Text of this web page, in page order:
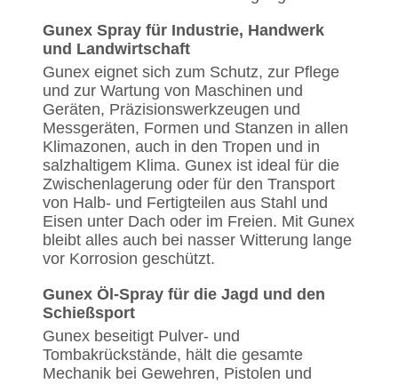
Gunex Spray für Industrie, Handwerk
und Landwirtschaft
Gunex eignet sich zum Schutz, zur Pflege
und zur Wartung von Maschinen und
Geräten, Präzisionswerkzeugen und
Messgeräten, Formen und Stanzen in allen
Klimazonen, auch in den Tropen und in
salzhaltigem Klima. Gunex ist ideal für die
Zwischenlagerung oder für den Transport
von Halb- und Fertigteilen aus Stahl und
Eisen unter Dach oder im Freien. Mit Gunex
bleibt alles auch bei nasser Witterung lange
vor Korrosion geschützt.
Gunex Öl-Spray für die Jagd und den
Schießsport
Gunex beseitigt Pulver- und
Tombakrückstände, hält die gesamte
Mechanik bei Gewehren, Pistolen und